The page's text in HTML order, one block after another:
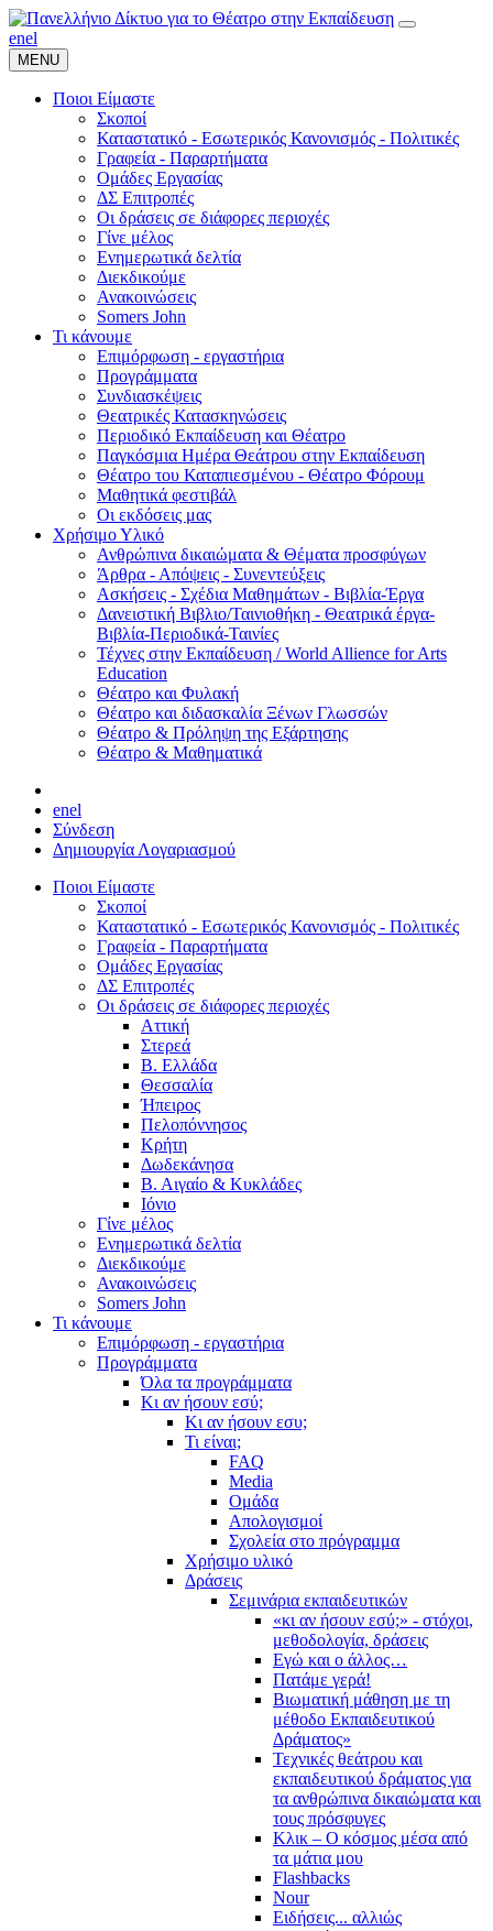
enel
MENU
Ποιοι Είμαστε
Σκοποί
Καταστατικό - Εσωτερικός Κανονισμός - Πολιτικές
Γραφεία - Παραρτήματα
Ομάδες Εργασίας
ΔΣ Επιτροπές
Οι δράσεις σε διάφορες περιοχές
Γίνε μέλος
Ενημερωτικά δελτία
Διεκδικούμε
Ανακοινώσεις
Somers John
Τι κάνουμε
Επιμόρφωση - εργαστήρια
Προγράμματα
Συνδιασκέψεις
Θεατρικές Κατασκηνώσεις
Περιοδικό Εκπαίδευση και Θέατρο
Παγκόσμια Ημέρα Θεάτρου στην Εκπαίδευση
Θέατρο του Καταπιεσμένου - Θέατρο Φόρουμ
Μαθητικά φεστιβάλ
Οι εκδόσεις μας
Χρήσιμο Υλικό
Ανθρώπινα δικαιώματα & Θέματα προσφύγων
Άρθρα - Απόψεις - Συνεντεύξεις
Ασκήσεις - Σχέδια Μαθημάτων - Βιβλία-Έργα
Δανειστική Βιβλιο/Ταινιοθήκη - Θεατρικά έργα-
Βιβλία-Περιοδικά-Ταινίες
Τέχνες στην Εκπαίδευση / World Allience for Arts
Education
Θέατρο και Φυλακή
Θέατρο και διδασκαλία Ξένων Γλωσσών
Θέατρο & Πρόληψη της Εξάρτησης
Θέατρο & Μαθηματικά
enel
Σύνδεση
Δημιουργία Λογαριασμού
Ποιοι Είμαστε
Σκοποί
Καταστατικό - Εσωτερικός Κανονισμός - Πολιτικές
Γραφεία - Παραρτήματα
Ομάδες Εργασίας
ΔΣ Επιτροπές
Οι δράσεις σε διάφορες περιοχές
Αττική
Στερεά
Β. Ελλάδα
Θεσσαλία
Ήπειρος
Πελοπόννησος
Κρήτη
Δωδεκάνησα
Β. Αιγαίο & Κυκλάδες
Ιόνιο
Γίνε μέλος
Ενημερωτικά δελτία
Διεκδικούμε
Ανακοινώσεις
Somers John
Τι κάνουμε
Επιμόρφωση - εργαστήρια
Προγράμματα
Όλα τα προγράμματα
Κι αν ήσουν εσύ;
Κι αν ήσουν εσυ;
Τι είναι;
FAQ
Media
Ομάδα
Απολογισμοί
Σχολεία στο πρόγραμμα
Χρήσιμο υλικό
Δράσεις
Σεμινάρια εκπαιδευτικών
«κι αν ήσουν εσύ;» - στόχοι,
μεθοδολογία, δράσεις
Εγώ και ο άλλος…
Πατάμε γερά!
Βιωματική μάθηση με τη
μέθοδο Εκπαιδευτικού
Δράματος»
Τεχνικές θεάτρου και
εκπαιδευτικού δράματος για
τα ανθρώπινα δικαιώματα και
τους πρόσφυγες
Κλικ – Ο κόσμος μέσα από
τα μάτια μου
Flashbacks
Nour
Ειδήσεις... αλλιώς